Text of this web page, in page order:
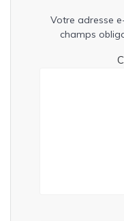
Votre adresse
champs